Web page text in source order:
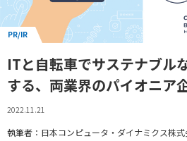
PR/IR
ITと自転車でサステナブル
する、両業界のパイオニア
2022.11.21
執筆者：日本コンピュータ・ダイナミクス株式